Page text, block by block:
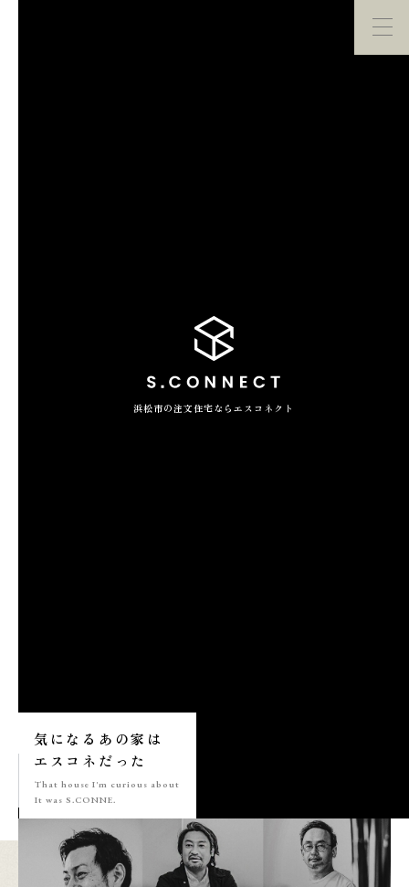
ACCESS MAP
アクセスマップ
プライバシーポリシー
浜松市の注文住宅ならエスコネクト
気になる あの家は
エスコネ だった
That house I'm curious about
It was S.CONNE.